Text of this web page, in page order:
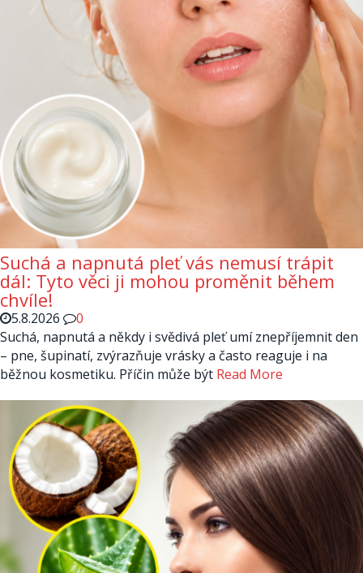
Suchá a napnutá pleť vás nemusí trápit
dál: Tyto věci ji mohou proměnit během
chvíle!
5.8.2026
0
Suchá, napnutá a někdy i svědivá pleť umí znepříjemnit den
– pne, šupinatí, zvýrazňuje vrásky a často reaguje i na
běžnou kosmetiku. Příčin může být Read More